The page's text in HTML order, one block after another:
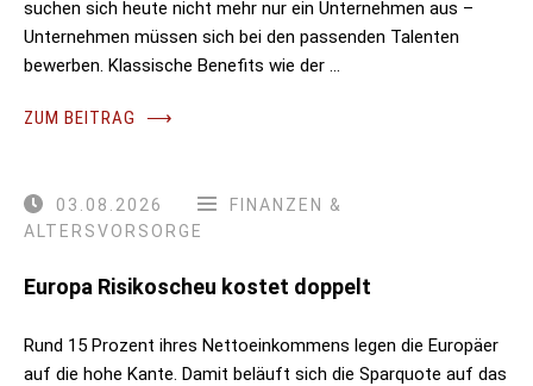
suchen sich heute nicht mehr nur ein Unternehmen aus –
Unternehmen müssen sich bei den passenden Talenten
bewerben. Klassische Benefits wie der …
ZUM BEITRAG ⟶
03.08.2026
FINANZEN &
ALTERSVORSORGE
Europa Risikoscheu kostet doppelt
Rund 15 Prozent ihres Nettoeinkommens legen die Europäer
auf die hohe Kante. Damit beläuft sich die Sparquote auf das